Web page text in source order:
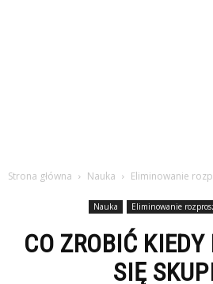
Strona główna Nauka Eliminowanie
Nauka Eliminowanie
CO ZROBIĆ
SIĘ